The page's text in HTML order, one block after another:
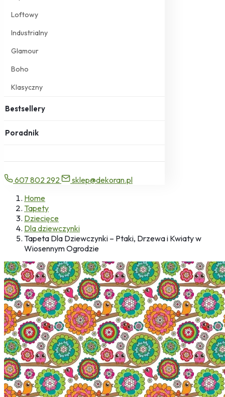
Loftowy
Industrialny
Glamour
Boho
Klasyczny
Bestsellery
Poradnik
607 802 292
sklep@dekoran.pl
Home
Tapety
Dziecięce
Dla dziewczynki
Tapeta Dla Dziewczynki – Ptaki, Drzewa i Kwiaty w
Wiosennym Ogrodzie